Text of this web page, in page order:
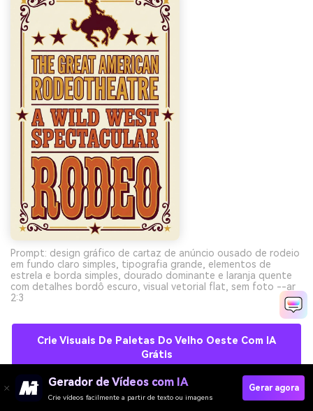
Prompt: design gráfico de cartaz de anúncio ousado de rodeio
em fundo claro simples, tipografia grande, elementos de
estrela e borda simples, dourado dominante e laranja quente
com detalhes bordô escuro, visual vetorial flat, sem foto --ar
2:3
Crie Visuais De Paletas Do Velho Oeste Com IA
Grátis
Gerador de Vídeos com IA
Crie vídeos facilmente a partir de texto ou imagens
Gerar agora